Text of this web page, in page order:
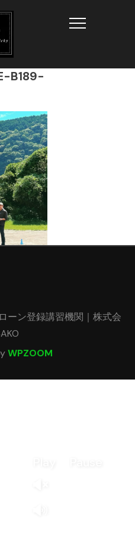
Info
B189-
ーン登録講習機関｜株式会
WPZOOM